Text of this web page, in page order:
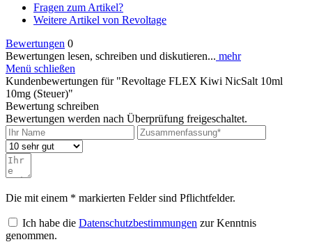
Fragen zum Artikel?
Weitere Artikel von Revoltage
Bewertungen 0
Bewertungen lesen, schreiben und diskutieren... mehr
Menü schließen
Kundenbewertungen für "Revoltage FLEX Kiwi NicSalt 10ml
10mg (Steuer)"
Bewertung schreiben
Bewertungen werden nach Überprüfung freigeschaltet.
Die mit einem * markierten Felder sind Pflichtfelder.
Ich habe die Datenschutzbestimmungen zur Kenntnis
genommen.